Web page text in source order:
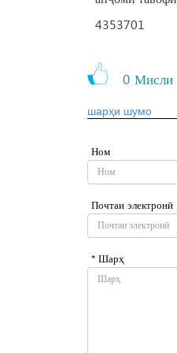
4353701
0 Мисли
шарҳи шумо
Ном
Почтаи электронӣ
* Шарҳ